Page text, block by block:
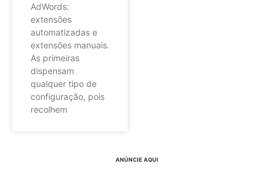
AdWords:
extensões
automatizadas e
extensões manuais.
As primeiras
dispensam
qualquer tipo de
configuração, pois
recolhem
ANÚNCIE AQUI